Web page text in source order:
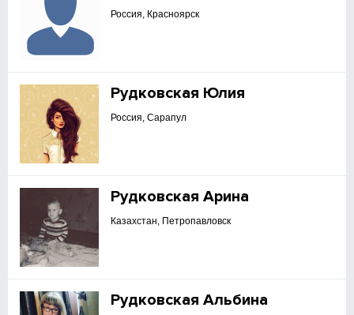
Россия, Красноярск
Рудковская Юлия
Россия, Сарапул
Рудковская Арина
Казахстан, Петропавловск
Рудковская Альбина